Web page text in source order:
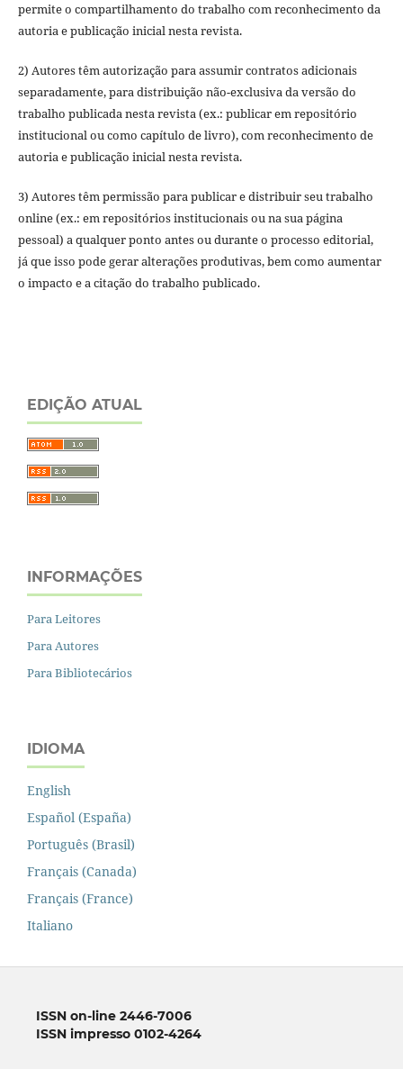
permite o compartilhamento do trabalho com reconhecimento da
autoria e publicação inicial nesta revista.
2) Autores têm autorização para assumir contratos adicionais
separadamente, para distribuição não-exclusiva da versão do
trabalho publicada nesta revista (ex.: publicar em repositório
institucional ou como capítulo de livro), com reconhecimento de
autoria e publicação inicial nesta revista.
3) Autores têm permissão para publicar e distribuir seu trabalho
online (ex.: em repositórios institucionais ou na sua página
pessoal) a qualquer ponto antes ou durante o processo editorial,
já que isso pode gerar alterações produtivas, bem como aumentar
o impacto e a citação do trabalho publicado.
EDIÇÃO ATUAL
INFORMAÇÕES
Para Leitores
Para Autores
Para Bibliotecários
IDIOMA
English
Español (España)
Português (Brasil)
Français (Canada)
Français (France)
Italiano
ISSN on-line 2446-7006
ISSN impresso 0102-4264